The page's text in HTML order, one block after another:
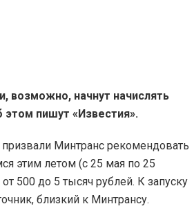
возможно, начнут начислять
пишут «Известия».
Минтранс рекомендовать
этим летом (с 25 мая по 25
500 до 5 тысяч рублей. К запуску
близкий к Минтрансу.